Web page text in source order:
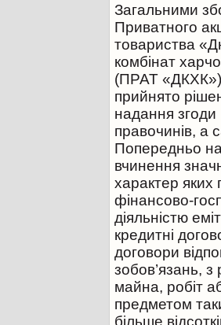
Загальними
Приватного
товариства
комбінат
(ПРАТ
прийнято
надання
правочинів, а
Попередньо
вчинення
характер яких
фінансово-
діяльністю
кредитні
договори
зобов’язань,
майна, робіт
предметом
більше